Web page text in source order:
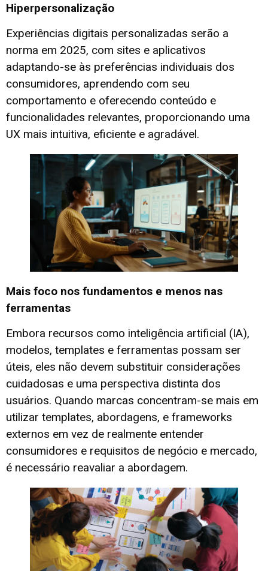
Hiperpersonalização
Experiências digitais personalizadas serão a
norma em 2025, com sites e aplicativos
adaptando-se às preferências individuais dos
consumidores, aprendendo com seu
comportamento e oferecendo conteúdo e
funcionalidades relevantes, proporcionando uma
UX mais intuitiva, eficiente e agradável.
Mais foco nos fundamentos e menos nas
ferramentas
Embora recursos como inteligência artificial (IA),
modelos, templates e ferramentas possam ser
úteis, eles não devem substituir considerações
cuidadosas e uma perspectiva distinta dos
usuários. Quando marcas concentram-se mais em
utilizar templates, abordagens, e frameworks
externos em vez de realmente entender
consumidores e requisitos de negócio e mercado,
é necessário reavaliar a abordagem.